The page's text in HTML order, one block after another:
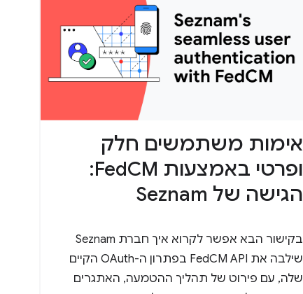
אימות משתמשים חלק
ופרטי באמצעות FedCM:
הגישה של Seznam
בקישור הבא אפשר לקרוא איך חברת Seznam
שילבה את FedCM API בפתרון ה-OAuth הקיים
שלה, עם פירוט של תהליך ההטמעה, האתגרים